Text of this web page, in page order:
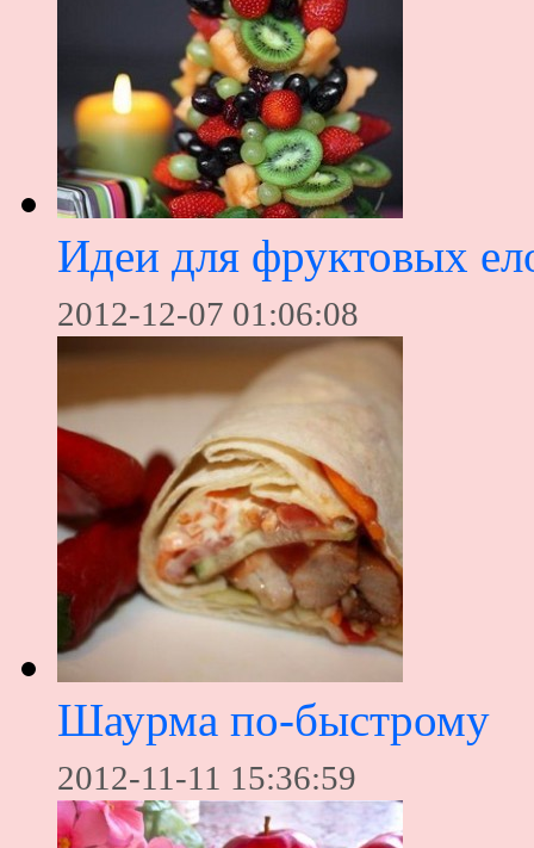
Идеи для фруктовых
2012-12-07 01:06:08
Шаурма по-быстрому
2012-11-11 15:36:59